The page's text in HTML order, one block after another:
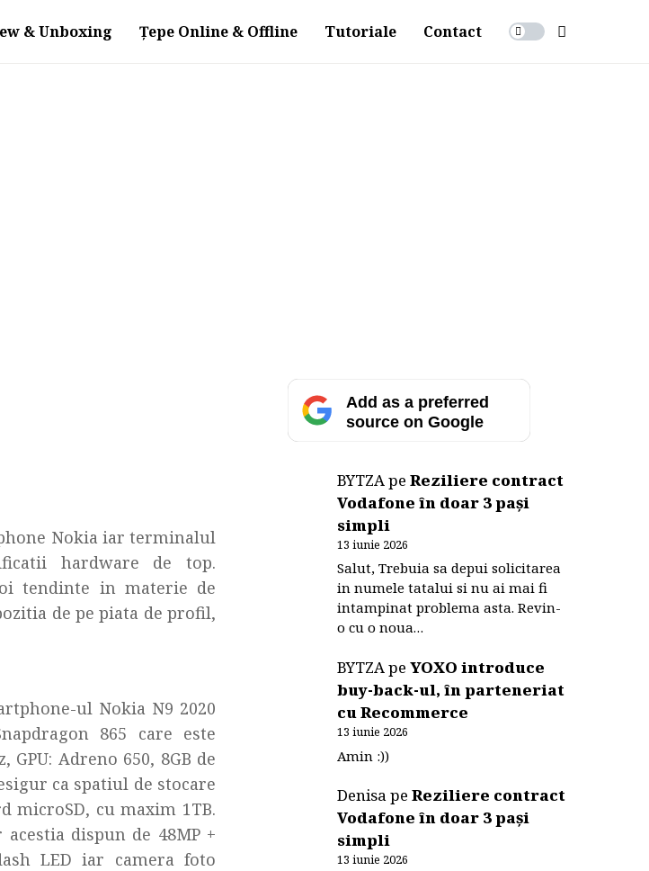
& Unboxing Țepe Online & Offline Tutoriale Contact
Nokia iar terminalul
hardware de top.
tendinte in materie de
de pe piata de profil,
ul Nokia N9 2020
865 care este
Adreno 650, 8GB de
ca spatiul de stocare
cu maxim 1TB.
dispun de 48MP +
LED iar camera foto
Add as a preferred
source on Google
BYTZApeReziliere contract
Vodafone în doar 3 pași
simpli
13 iunie 2026
Salut, Trebuia sa depui solicitarea
in numele tatalui si nu ai mai fi
intampinat problema asta. Revin-
o cu o noua…
BYTZApeYOXO introduce
buy-back-ul, în parteneriat
cu Recommerce
13 iunie 2026
Amin :))
DenisapeReziliere contract
Vodafone în doar 3 pași
simpli
13 iunie 2026